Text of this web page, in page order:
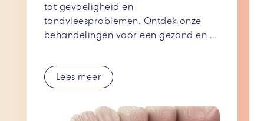
tot gevoeligheid en
tandvleesproblemen. Ontdek onze
behandelingen voor een gezond en
Lees meer